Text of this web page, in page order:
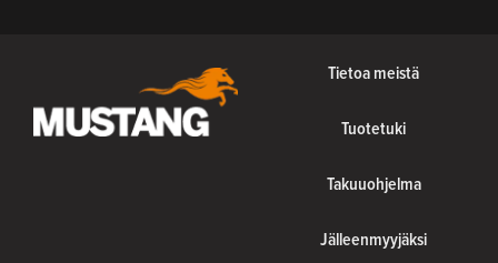
Tietoa meistä
Tuotetuki
Takuuohjelma
Jälleenmyyjäksi